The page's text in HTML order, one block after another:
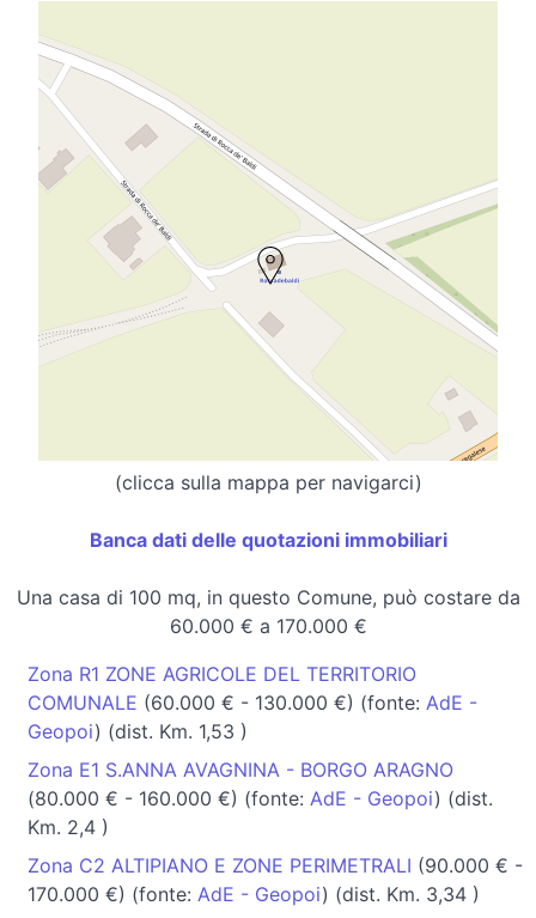
(clicca sulla mappa per navigarci)
Banca dati delle quotazioni immobiliari
Una casa di 100 mq, in questo Comune, può costare da
60.000 € a 170.000 €
Zona R1 ZONE AGRICOLE DEL TERRITORIO
COMUNALE (60.000 € - 130.000 €) (fonte: AdE -
Geopoi) (dist. Km. 1,53 )
Zona E1 S.ANNA AVAGNINA - BORGO ARAGNO
(80.000 € - 160.000 €) (fonte: AdE - Geopoi) (dist.
Km. 2,4 )
Zona C2 ALTIPIANO E ZONE PERIMETRALI (90.000 € -
170.000 €) (fonte: AdE - Geopoi) (dist. Km. 3,34 )